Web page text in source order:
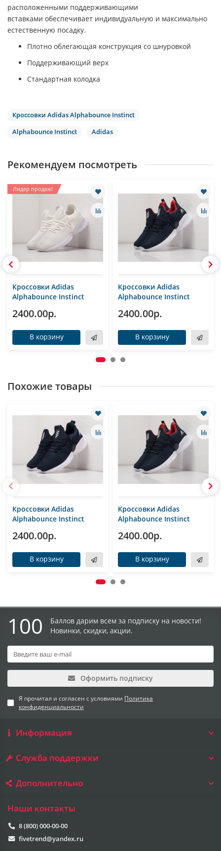
расположенными поддерживающими
вставками обеспечивает индивидуальную и максимально
естественную посадку.
Плотно облегающая конструкция со шнуровкой
Поддерживающий верх
Стандартная колодка
Кроссовки Adidas Alphabounce Instinct
Alphabounce Instinct
Adidas
Рекомендуем посмотреть
Лидер продаж!
Кроссовки Adidas
Alphabounce Instinct
2400.00р.
В корзину
Кроссовки Adidas
Alphabounce Instinct
2400.00р.
В корзину
Похожие товары
Кроссовки Adidas
Alphabounce Instinct
2400.00р.
В корзину
Кроссовки Adidas
Alphabounce Instinct
2400.00р.
В корзину
100
Баллов дарим всем за подписку на новости!
Новинки, скидки, акции.
Оформить подписку
Я прочитал и согласен с условиями Политика
конфиденциальности
Информация
Служба поддержки
Дополнительно
Наши контакты
8 (800) 000-00-00
fivetrend@yandex.ru